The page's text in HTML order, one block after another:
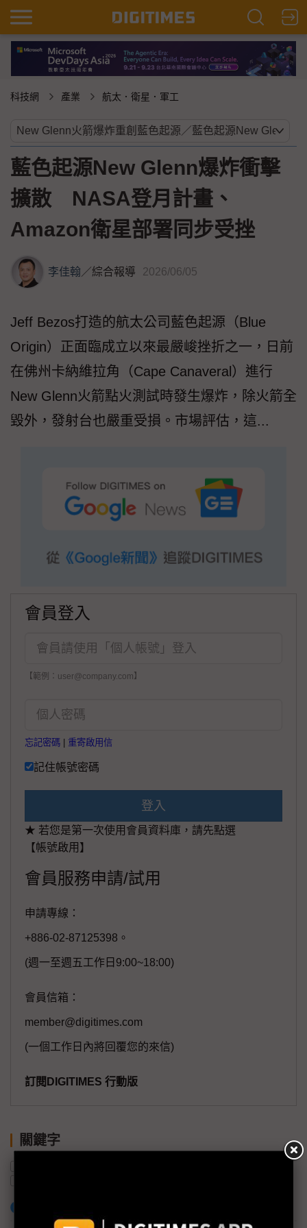
科技網 產業 航太．衛星．軍工
藍色起源New Glenn爆炸衝擊
擴散 NASA登月計畫、
Amazon衛星部署同步受挫
李佳翰／綜合報導 2026/06/05
Jeff Bezos打造的航太公司藍色起源（Blue
Origin）正面臨成立以來最嚴峻挫折之一，日前
在佛州卡納維拉角（Cape Canaveral）進行
New Glenn火箭點火測試時發生爆炸，除火箭全
毀外，發射台也嚴重受損。市場評估，這...
會員登入
【範例：user@company.com】
忘記密碼 重寄啟用信
記住帳號密碼
登入
★ 若您是第一次使用會員資料庫，請先點選
【帳號啟用】
會員服務申請/試用
申請專線：
+886-02-87125398。
(週一至週五工作日9:00~18:00)
會員信箱：
member@digitimes.com
(一個工作日內將回覆您的來信)
訂閱DIGITIMES 行動版
關鍵字